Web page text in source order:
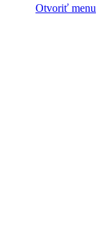
Otvoriť menu